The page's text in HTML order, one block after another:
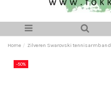
Home Zilveren Swarovski tennisarmband
-50%